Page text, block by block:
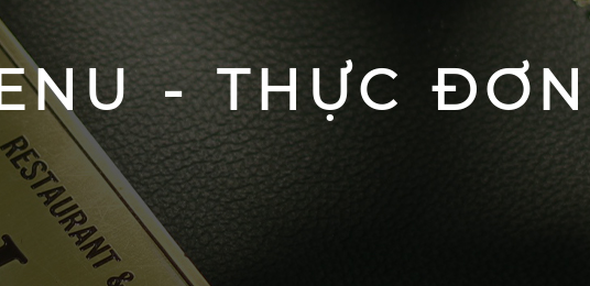
- THỰC ĐƠN